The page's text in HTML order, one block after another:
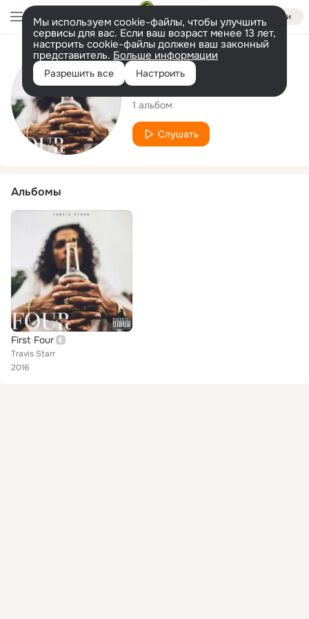
Войти
Мы используем cookie-файлы, чтобы улучшить
сервисы для вас. Если ваш возраст менее 13 лет,
настроить cookie-файлы должен ваш законный
представитель. Больше информации
Разрешить все Настроить
Исполнитель
Travis Starr
1 альбом
Слушать
Альбомы
First Four
Travis Starr
2016